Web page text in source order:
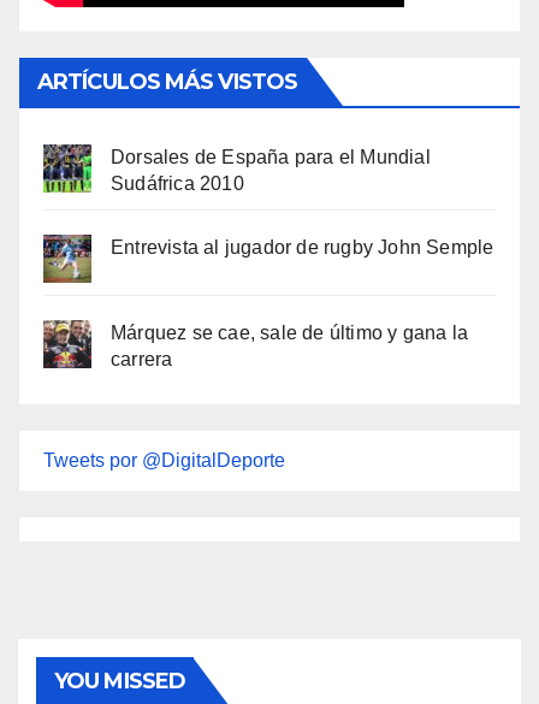
ARTÍCULOS MÁS VISTOS
Dorsales de España para el Mundial
Sudáfrica 2010
Entrevista al jugador de rugby John Semple
Márquez se cae, sale de último y gana la
carrera
Tweets por @DigitalDeporte
YOU MISSED